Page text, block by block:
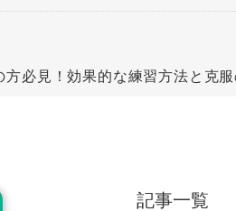
必見！効果的な練習方法と克服
記事一覧